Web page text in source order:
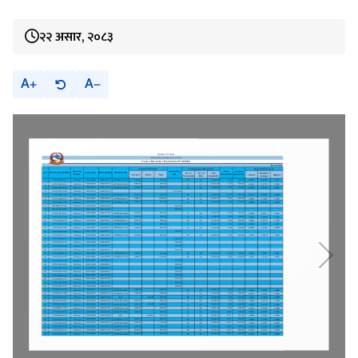
२२ असार, २०८३
A A